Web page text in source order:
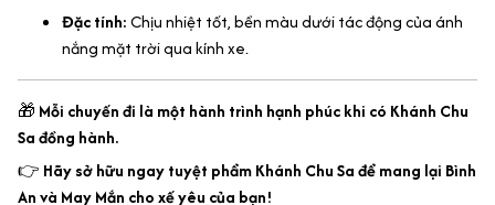
Đặc tính:Chịu nhiệt tốt, bền màu dưới tác động của ánh
nắng mặt trời qua kính xe.
🎁 Mỗi chuyến đi là một hành trình hạnh phúc khi có Khánh Chu
Sa đồng hành.
👉 Hãy sở hữu ngay tuyệt phẩm Khánh Chu Sa để mang lại Bình
An và May Mắn cho xế yêu của bạn!